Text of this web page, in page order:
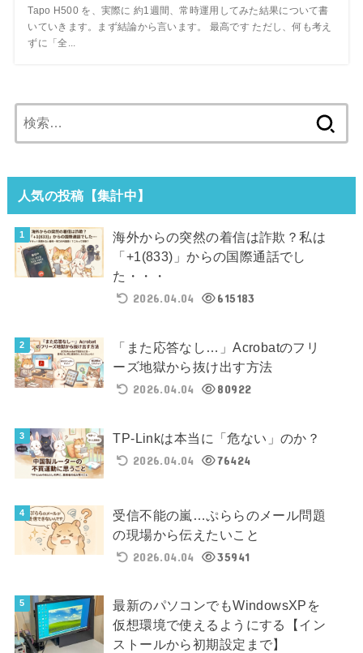
Tapo H500 を、実際に 約1週間、常時運用してみた結果について書
いていきます。まず結論から言います。 最高です ただし、何も考え
ずに「全...
索:
人気の投稿【集計中】
海外からの突然の着信は詐欺？私は
「+1(833)」からの国際通話でし
た・・・
2026.04.04
615183
「また応答なし…」Acrobatのフリ
ーズ地獄から抜け出す方法
2026.04.04
80922
TP-Linkは本当に「危ない」のか？
2026.04.04
76424
受信不能の嵐…ぷららのメール問題
の現場から伝えたいこと
2026.04.04
35941
最新のパソコンでもWindowsXPを
仮想環境で使えるようにする【イン
ストールから初期設定まで】